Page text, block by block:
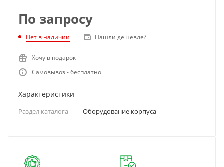
По запросу
Нет в наличии Нашли дешевле?
Хочу в подарок
Самовывоз - бесплатно
Характеристики
Раздел каталога — Оборудование корпуса